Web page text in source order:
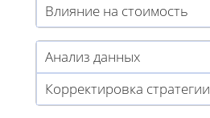
Влияние на стоимость
Анализ данных
Корректировка стратегии